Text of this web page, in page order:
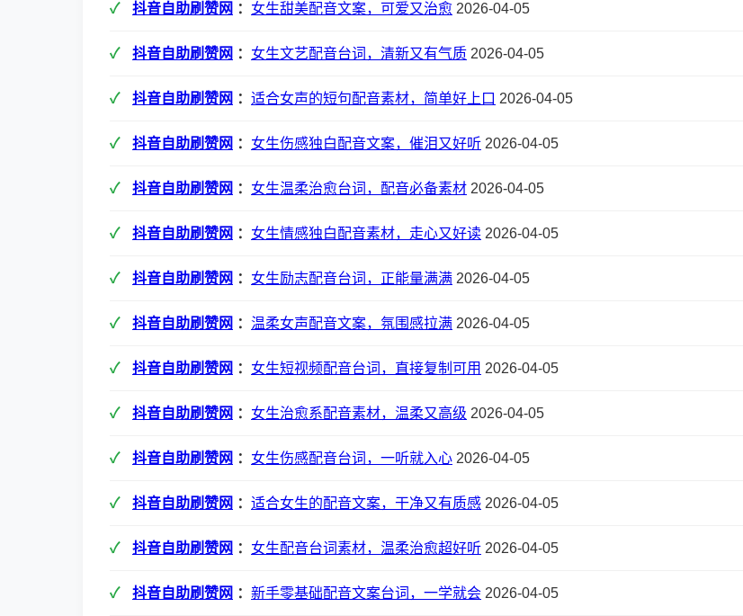
抖音自助刷赞网 ： 女生甜美配音文案，可爱又治愈 2026-04-05
抖音自助刷赞网 ： 女生文艺配音台词，清新又有气质 2026-04-05
抖音自助刷赞网 ： 适合女声的短句配音素材，简单好上口 2026-04-05
抖音自助刷赞网 ： 女生伤感独白配音文案，催泪又好听 2026-04-05
抖音自助刷赞网 ： 女生温柔治愈台词，配音必备素材 2026-04-05
抖音自助刷赞网 ： 女生情感独白配音素材，走心又好读 2026-04-05
抖音自助刷赞网 ： 女生励志配音台词，正能量满满 2026-04-05
抖音自助刷赞网 ： 温柔女声配音文案，氛围感拉满 2026-04-05
抖音自助刷赞网 ： 女生短视频配音台词，直接复制可用 2026-04-05
抖音自助刷赞网 ： 女生治愈系配音素材，温柔又高级 2026-04-05
抖音自助刷赞网 ： 女生伤感配音台词，一听就入心 2026-04-05
抖音自助刷赞网 ： 适合女生的配音文案，干净又有质感 2026-04-05
抖音自助刷赞网 ： 女生配音台词素材，温柔治愈超好听 2026-04-05
抖音自助刷赞网 ： 新手零基础配音文案台词，一学就会 2026-04-05